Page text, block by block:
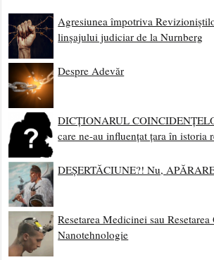
Agresiunea împotriva
linșajului judiciar de la Nurnberg
Despre Adevăr
DICȚIONARUL
care ne-au influențat țara în istoria
DEȘERTĂCIUNE?! Nu,
Resetarea Medicinei sau
Nanotehnologie